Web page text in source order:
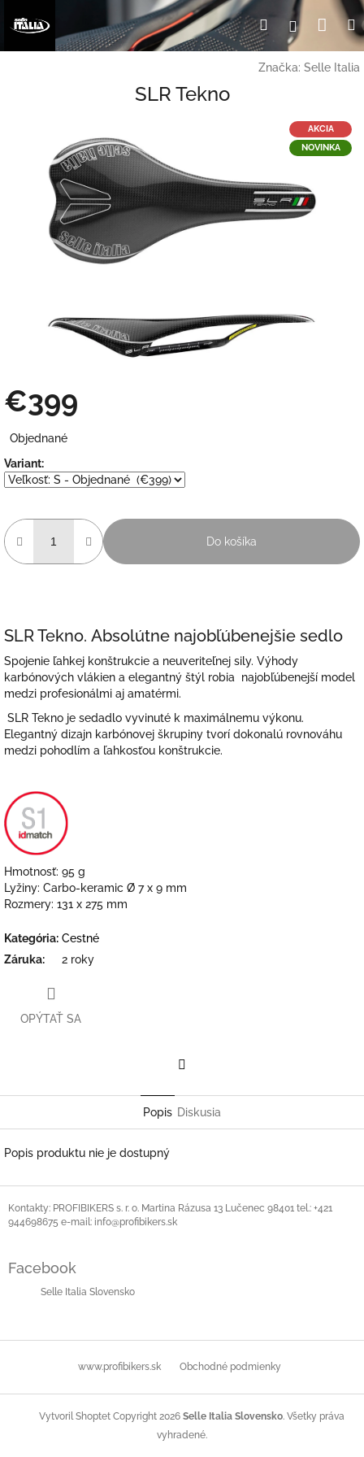
Hľadať
Značka: Selle Italia
SLR Tekno
AKCIA
NOVINKA
€399
cena:
Objednané
Variant:
Do košíka
SLR Tekno. Absolútne najobľúbenejšie sedlo
Spojenie ľahkej konštrukcie a neuveriteľnej sily. Výhody
karbónových vlákien a elegantný štýl robia najobľúbenejší model
medzi profesionálmi aj amatérmi.
SLR Tekno je sedadlo vyvinuté k maximálnemu výkonu.
Elegantný dizajn karbónovej škrupiny tvorí dokonalú rovnováhu
medzi pohodlím a ľahkosťou konštrukcie.
Hmotnosť: 95 g
Lyžiny: Carbo-keramic Ø 7 x 9 mm
Rozmery: 131 x 275 mm
Kategória: Cestné
Záruka: 2 roky
OPÝTAŤ SA
Popis Diskusia
Popis produktu nie je dostupný
p
Kontakty: PROFIBIKERS s. r. o. Martina Rázusa 13 Lučenec 98401 tel.: +421
944698675 e-mail: info@profibikers.sk
Facebook
Selle Italia Slovensko
www.profibikers.sk Obchodné podmienky
Vytvoril Shoptet Copyright 2026 Selle Italia Slovensko. Všetky práva
vyhradené.